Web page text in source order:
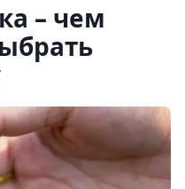
– чем